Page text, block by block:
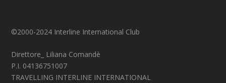
©2000-2024 Interline International Club
Direttore_ Liliana Comandè
P.I. 04136751007
TRAVELLING INTERLINE INTERNATIONAL